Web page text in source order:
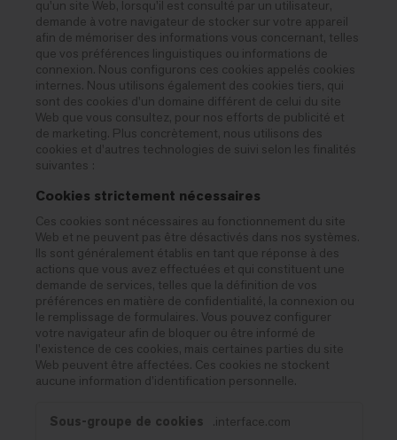
qu'un site Web, lorsqu'il est consulté par un utilisateur,
demande à votre navigateur de stocker sur votre appareil
afin de mémoriser des informations vous concernant, telles
que vos préférences linguistiques ou informations de
connexion. Nous configurons ces cookies appelés cookies
internes. Nous utilisons également des cookies tiers, qui
sont des cookies d'un domaine différent de celui du site
Web que vous consultez, pour nos efforts de publicité et
de marketing. Plus concrètement, nous utilisons des
cookies et d'autres technologies de suivi selon les finalités
suivantes :
Cookies strictement nécessaires
Ces cookies sont nécessaires au fonctionnement du site
Web et ne peuvent pas être désactivés dans nos systèmes.
Ils sont généralement établis en tant que réponse à des
actions que vous avez effectuées et qui constituent une
demande de services, telles que la définition de vos
préférences en matière de confidentialité, la connexion ou
le remplissage de formulaires. Vous pouvez configurer
votre navigateur afin de bloquer ou être informé de
l'existence de ces cookies, mais certaines parties du site
Web peuvent être affectées. Ces cookies ne stockent
aucune information d’identification personnelle.
strictement
.interface.com